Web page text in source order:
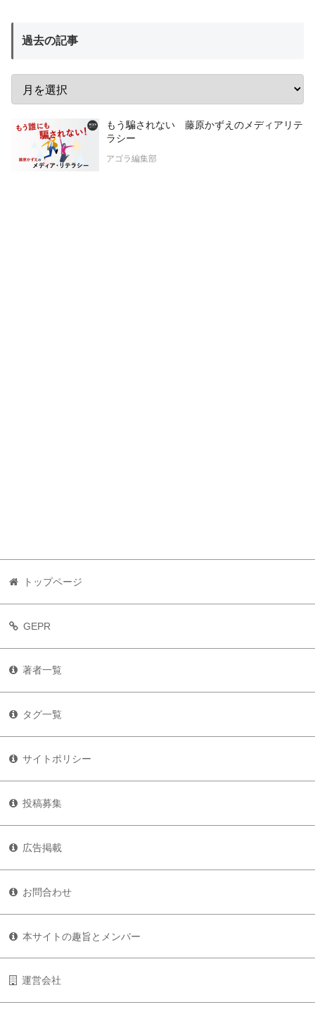
過去の記事
もう騙されない 藤原かずえのメディアリテ
ラシー
アゴラ編集部
トップページ
GEPR
著者一覧
タグ一覧
サイトポリシー
投稿募集
広告掲載
お問合わせ
本サイトの趣旨とメンバー
運営会社